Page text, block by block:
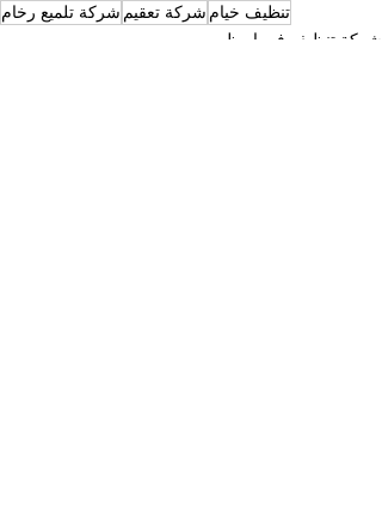
تنظيف خيام شركة تعقيم شركة تلميع رخام
شركة تنظيف في ابوظبي